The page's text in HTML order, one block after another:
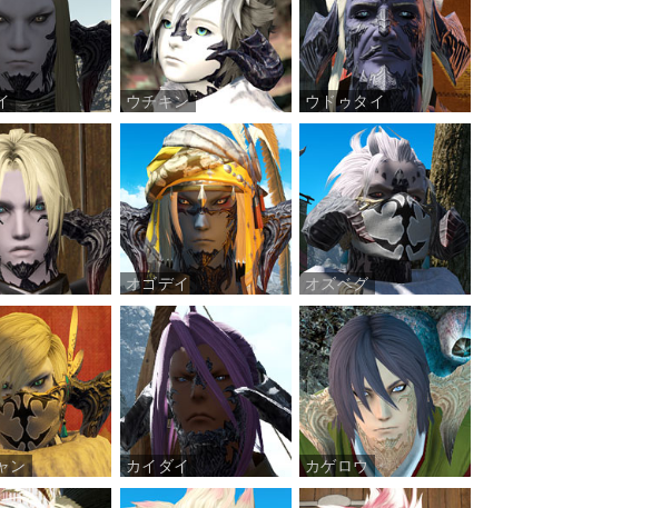
ウチキン ウドゥタイ
オゴデイ オズベグ
ン カイダイ カゲロウ